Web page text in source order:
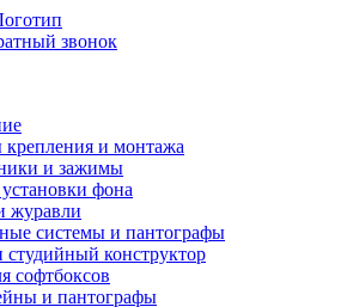
звонок
и монтажа
и зажимы
фона
журавли
системы и пантографы
конструктор
софтбоксов
и пантографы